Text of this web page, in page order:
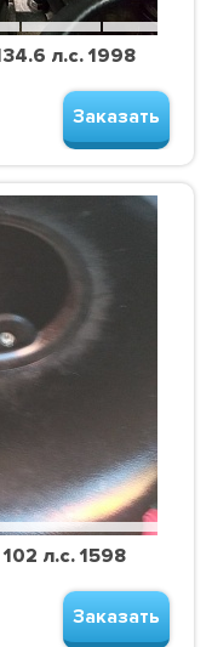
л.с. 1998
Заказать
л.с. 1598
Заказать